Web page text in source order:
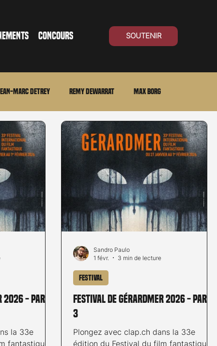
CONCOURS SOUTENIR
Marc Detrey Remy Dewarrat Max Borg
Suisse Archives Série TV
- partie
fantastique
Festival de Gérardmer 2026 -
3
Plongez avec clap.ch dans la 33e
édition du Festival du film fantastique
Festival
Sandro Paulo
1 févr.
3 min de lecture